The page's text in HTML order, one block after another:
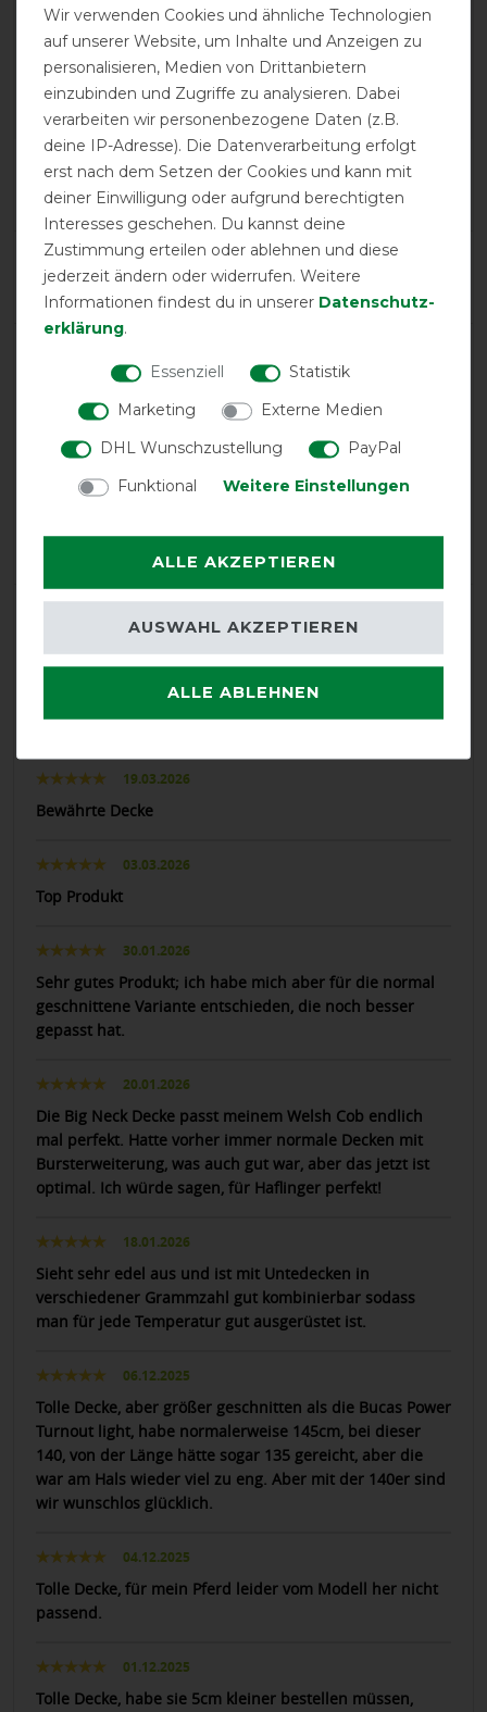
Bucas Irish Turnout Big Neck
50g - Black/Gold
Product Reviews
24
Product Rating
4.8/5
product experience
calculated from 24 customer reviews
Positive
95.83%
Negative
0%
Haflinger passt :) er ist nicht dick aber Schulter und
Halsbereich waren in anderen Decken immer zu eng.
19.03.2026
Bewährte Decke
03.03.2026
Top Produkt
30.01.2026
Sehr gutes Produkt; ich habe mich aber für die normal
geschnittene Variante entschieden, die noch besser
gepasst hat.
20.01.2026
Die Big Neck Decke passt meinem Welsh Cob endlich
mal perfekt. Hatte vorher immer normale Decken mit
Bursterweiterung, was auch gut war, aber das jetzt ist
optimal. Ich würde sagen, für Haflinger perfekt!
18.01.2026
Sieht sehr edel aus und ist mit Untedecken in
verschiedener Grammzahl gut kombinierbar sodass
man für jede Temperatur gut ausgerüstet ist.
06.12.2025
Tolle Decke, aber größer geschnitten als die Bucas Power
Turnout light, habe normalerweise 145cm, bei dieser
140, von der Länge hätte sogar 135 gereicht, aber die
war am Hals wieder viel zu eng. Aber mit der 140er sind
wir wunschlos glücklich.
04.12.2025
Tolle Decke, für mein Pferd leider vom Modell her nicht
passend.
01.12.2025
Tolle Decke, habe sie 5cm kleiner bestellen müssen,
Wir verwenden Cookies und ähnliche Technologien
auf unserer Website, um Inhalte und Anzeigen zu
personalisieren, Medien von Drittanbietern
einzubinden und Zugriffe zu analysieren. Dabei
verarbeiten wir personenbezogene Daten (z.B.
deine IP-Adresse). Die Datenverarbeitung erfolgt
erst nach dem Setzen der Cookies und kann mit
deiner Einwilligung oder aufgrund berechtigten
Interesses geschehen. Du kannst deine
Zustimmung erteilen oder ablehnen und diese
jederzeit ändern oder widerrufen. Weitere
Informationen findest du in unserer Daten­schutz­
erklärung.
Essenziell
Statistik
Marketing
Externe Medien
DHL Wunschzustellung
PayPal
Funktional
Weitere Einstellungen
ALLE AKZEPTIEREN
ALLE ABLEHNEN
AUSWAHL AKZEPTIEREN